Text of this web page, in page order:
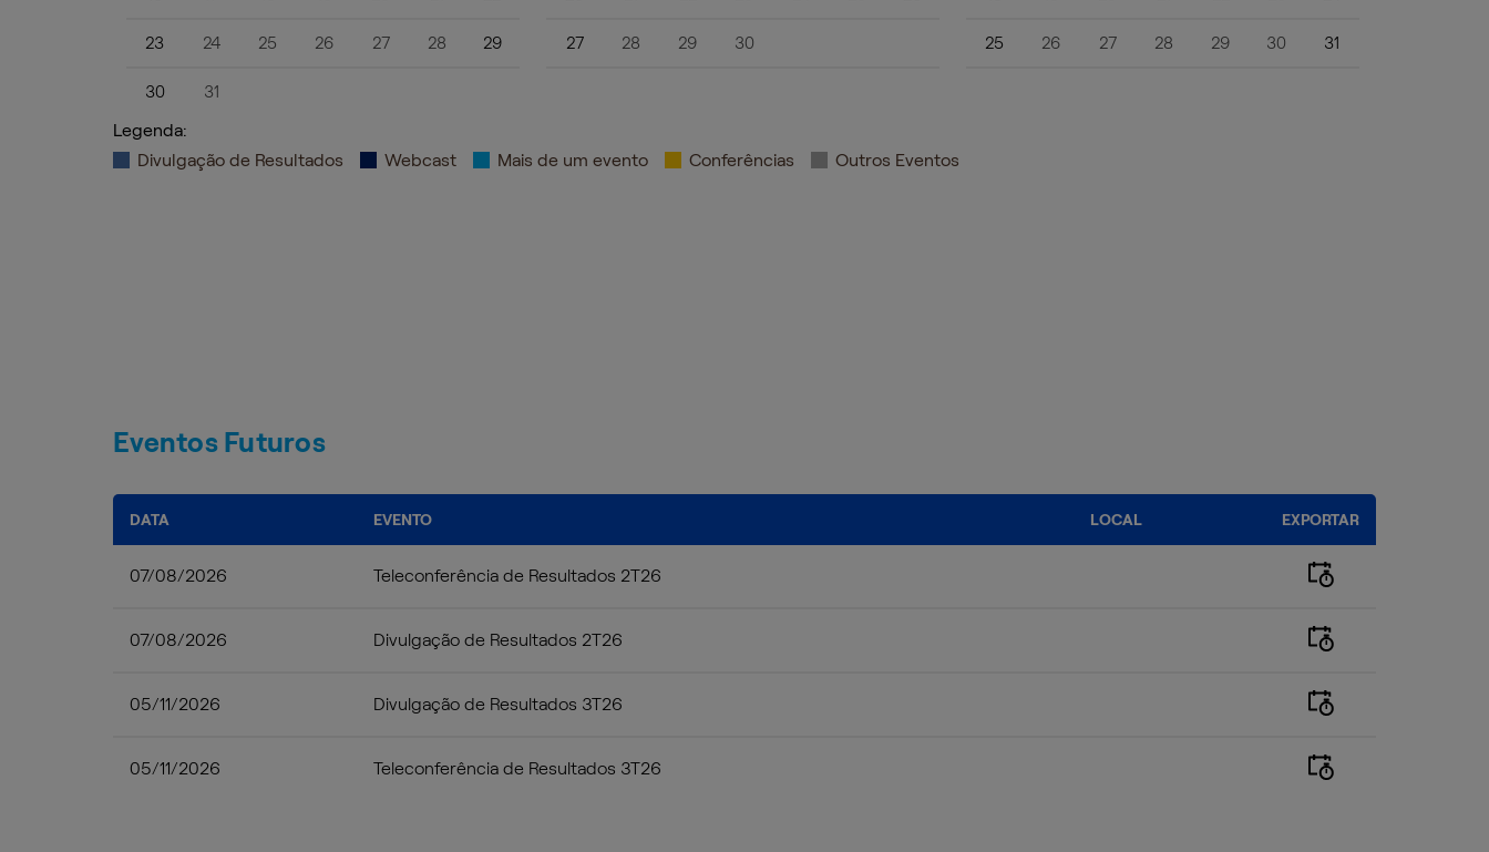
23 24 25 26 27 28 29
30 31
27 28 29 30 25 26 27 28 29 30 31
Legenda:
Divulgação de Resultados
Webcast Mais de um evento Conferências Outros Eventos
Eventos Futuros
DATA EVENTO LOCAL EXPORTAR
07/08/2026 Teleconferência de Resultados 2T26
07/08/2026 Divulgação de Resultados 2T26
05/11/2026 Divulgação de Resultados 3T26
05/11/2026 Teleconferência de Resultados 3T26